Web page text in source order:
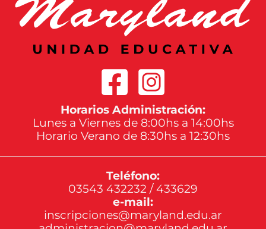
Horarios Administración:
Lunes a Viernes de 8:00hs a 14:00hs
Horario Verano de 8:30hs a 12:30hs
Teléfono:
03543 432232 / 433629
e-mail:
inscripciones@maryland.edu.ar